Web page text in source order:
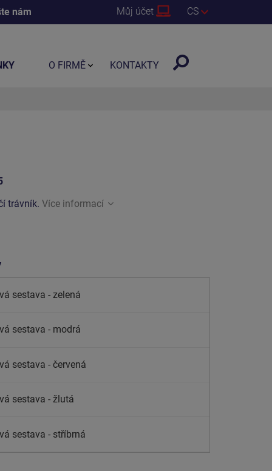
nám Můj účet CS
trávník. Více informací
sestava - zelená
sestava - modrá
sestava - červená
sestava - žlutá
sestava - stříbrná
O FIRMĚ KONTAKTY